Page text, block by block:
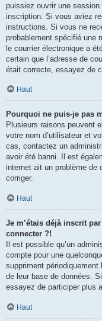
puissiez ouvrir une
inscription. Si vous aviez
instructions. Si vous ne
probablement spécifié une
le courrier électronique a
certain que l’adresse de
était correcte, essayez de
Haut
Pourquoi ne puis-je pas
Plusieurs raisons peuvent
votre nom d’utilisateur et
cas, contactez un
avoir été banni. Il est
internet ait un problème de
corriger.
Haut
Je m’étais déjà inscrit
connecter ?!
Il est possible qu’un
compte pour une
suppriment
de leur base de données.
essayez de participer plus
Haut